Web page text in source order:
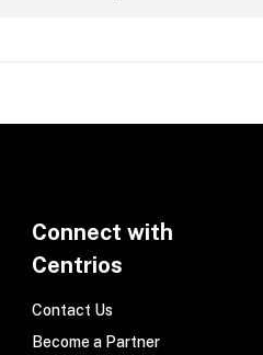
Connect with
Centrios
Contact Us
Become a Partner